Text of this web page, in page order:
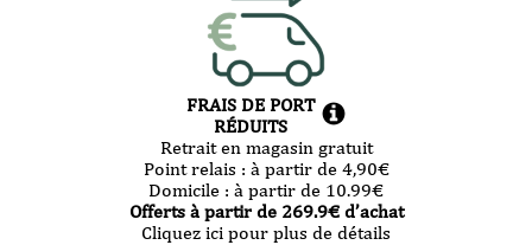
FRAIS DE PORT
RÉDUITS
Retrait en magasin gratuit
Point relais : à partir de 4,90€
Domicile : à partir de 10.99€
Offerts à partir de 269.9€ d’achat
Cliquez ici pour plus de détails